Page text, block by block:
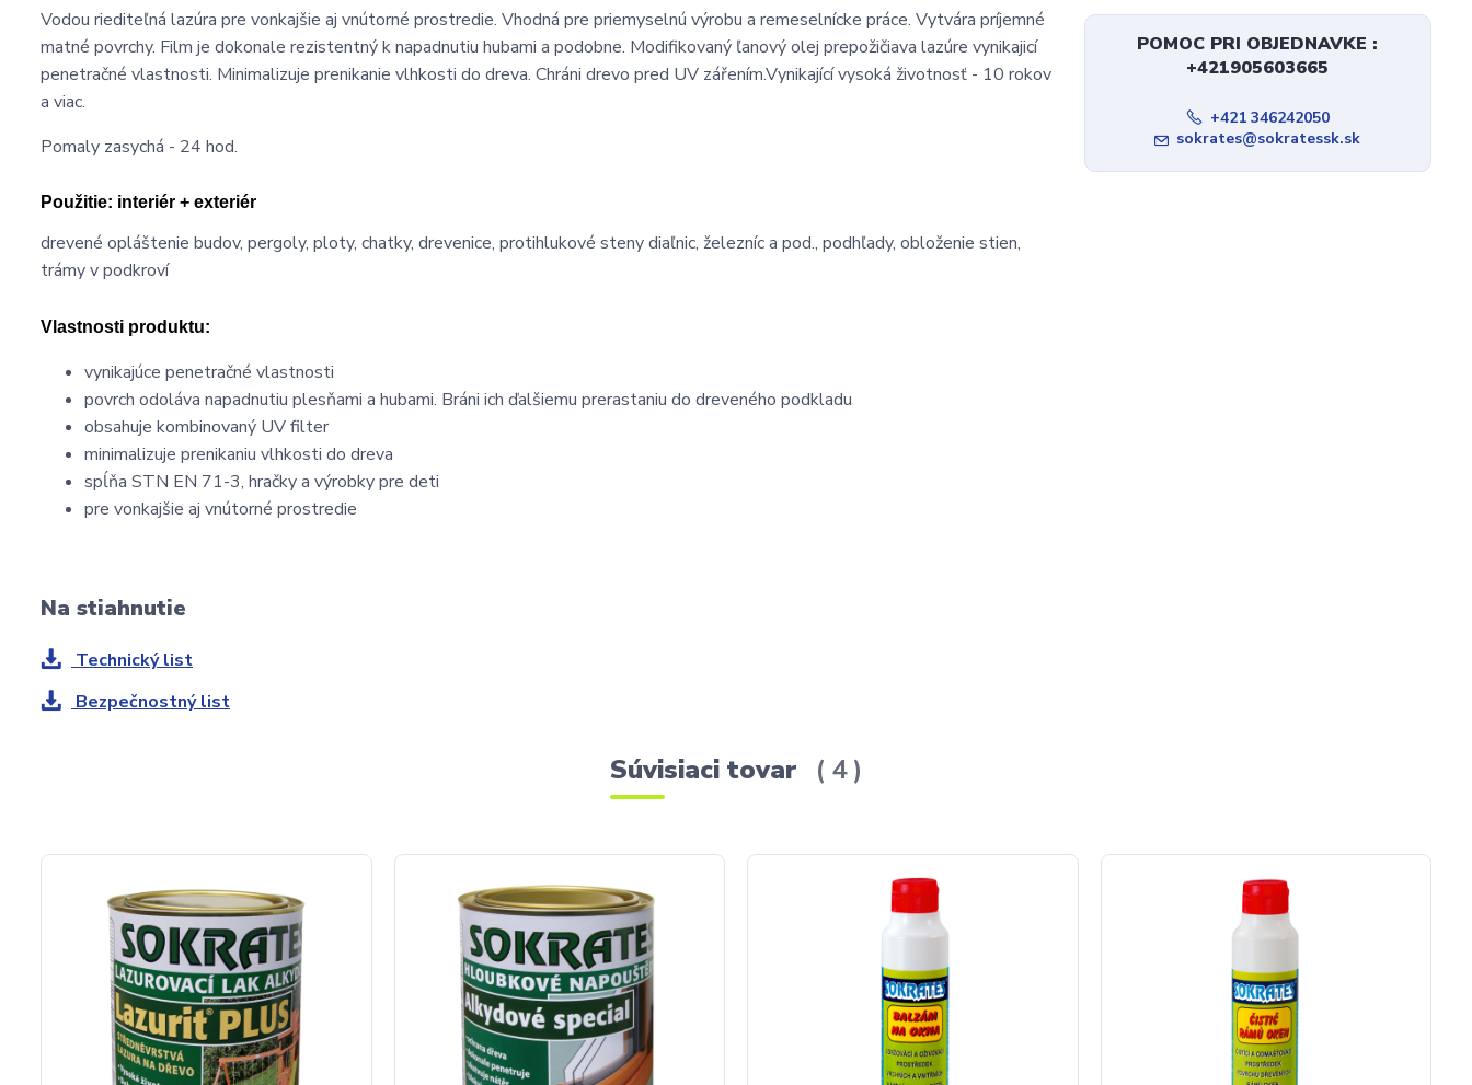
Vodou riediteľná lazúra pre vonkajšie aj vnútorné prostredie. Vhodná pre priemyselnú výrobu a remeselnícke práce. Vytvára príjemné
matné povrchy. Film je dokonale rezistentný k napadnutiu hubami a podobne. Modifikovaný ľanový olej prepožičiava lazúre vynikajicí
penetračné vlastnosti. Minimalizuje prenikanie vlhkosti do dreva. Chráni drevo pred UV zářením.Vynikající vysoká životnosť - 10 rokov
a viac.
Pomaly zasychá - 24 hod.
Použitie: interiér + exteriér
drevené opláštenie budov, pergoly, ploty, chatky, drevenice, protihlukové steny diaľnic, železníc a pod., podhľady, obloženie stien,
trámy v podkroví
Vlastnosti produktu:
vynikajúce penetračné vlastnosti
povrch odoláva napadnutiu plesňami a hubami. Bráni ich ďalšiemu prerastaniu do dreveného podkladu
obsahuje kombinovaný UV filter
minimalizuje prenikaniu vlhkosti do dreva
spĺňa STN EN 71-3, hračky a výrobky pre deti
pre vonkajšie aj vnútorné prostredie
POMOC PRI OBJEDNAVKE :
+421905603665
+421 346242050
sokrates@sokratessk.sk
Na stiahnutie
Technický list
Bezpečnostný list
Súvisiaci tovar 4